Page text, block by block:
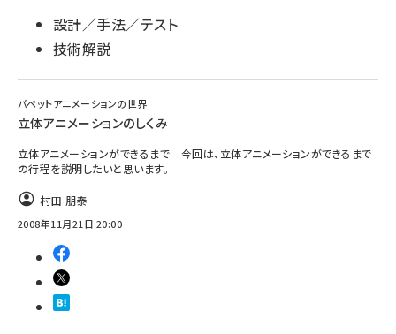
設計／手法／テスト
技術解説
パペットアニメーションの世界
立体アニメーションのしくみ
立体アニメーションができるまで 今回は、立体アニメーションができるまで
の行程を説明したいと思います。
村田 朋泰
2008年11月21日 20:00